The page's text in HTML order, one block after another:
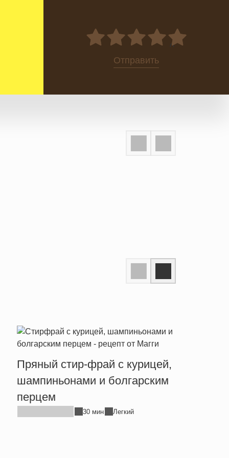
0
Отправить
Пряный стир-фрай с курицей,
шампиньонами и болгарским
перцем
30 мин Легкий